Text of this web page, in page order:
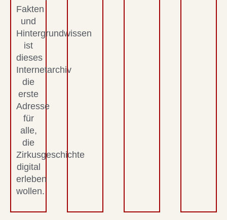
Fakten
und
Hintergrundwissen
ist
dieses
Internetarchiv
die
erste
Adresse
für
alle,
die
Zirkusgeschichte
digital
erleben
wollen.